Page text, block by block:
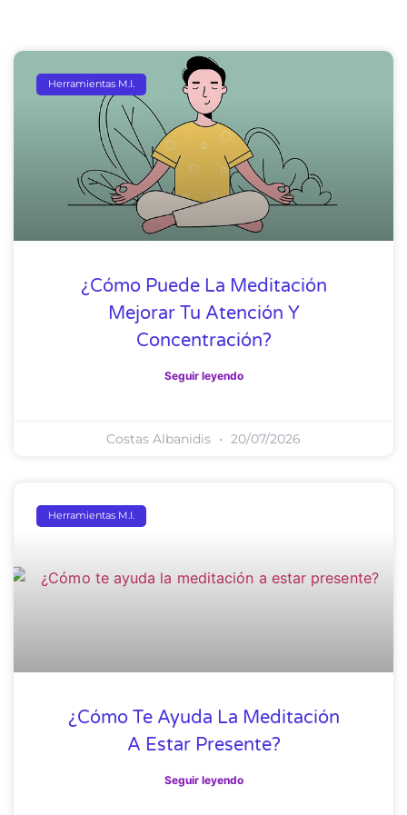
Herramientas M.I.
¿Cómo Puede La Meditación
Mejorar Tu Atención Y
Concentración?
Seguir leyendo
Costas Albanidis 20/07/2026
Herramientas M.I.
¿Cómo Te Ayuda La Meditación
A Estar Presente?
Seguir leyendo